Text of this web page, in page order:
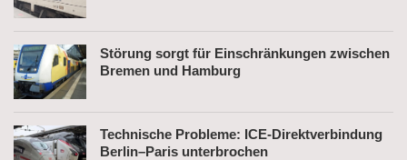
Störung sorgt für Einschränkungen zwischen
Bremen und Hamburg
Technische Probleme: ICE-Direktverbindung
Berlin–Paris unterbrochen